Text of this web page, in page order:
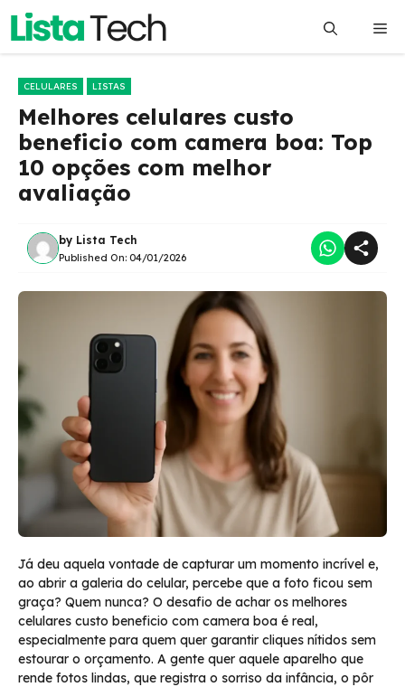
Pular
o
CELULARES LISTAS
Melhores celulares custo
beneficio com camera boa: Top
10 opções com melhor
avaliação
by Lista Tech
Published On: 04/01/2026
Já deu aquela vontade de capturar um momento incrível e,
ao abrir a galeria do celular, percebe que a foto ficou sem
graça? Quem nunca? O desafio de achar os melhores
celulares custo beneficio com camera boa é real,
especialmente para quem quer garantir cliques nítidos sem
estourar o orçamento. A gente quer aquele aparelho que
rende fotos lindas, que registra o sorriso da infância, o pôr